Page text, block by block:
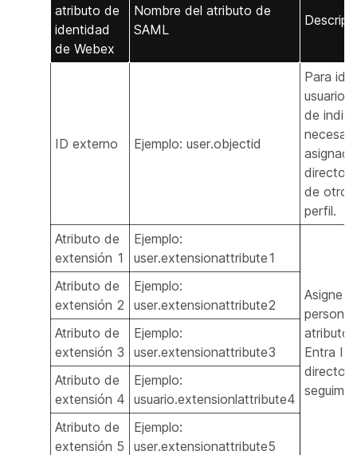
atributo de
identidad
de Webex
Nombre del atributo de
SAML
ID externo Ejemplo: user.objectid
Para
usuario
de
de
perfil.
Atributo de
extensión 1
Ejemplo:
user.extensionattribute1
Asigne
Entra
Atributo de
extensión 2
Ejemplo:
user.extensionattribute2
Atributo de
extensión 3
Ejemplo:
user.extensionattribute3
Atributo de
extensión 4
Ejemplo:
usuario.extensionlattribute4
Atributo de
extensión 5
Ejemplo:
user.extensionattribute5